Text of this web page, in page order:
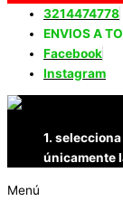
3214474778
ENVIOS A
Facebook
Instagram
1.
únicamente
Menú